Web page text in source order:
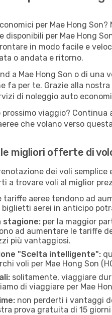
per Mae Hong
per Mae Hong
in modo facile e
o andata e ritorno.
a Mae Hong Son o di
fa per te. Grazie alla
di noleggio auto
viaggio?
che volano verso
migliori offerte di
dei voli
a trovare voli al miglior
tariffe aeree tendono ad
aerei in anticipo
stagione: per la maggior
ad aumentare le tariffe
più vantaggiosi.
"Scelta intelligente":
voli per Mae Hong Son
solitamente, viaggiare
di viaggiare per Mae
non perderti i vantaggi
prova gratuita di 15